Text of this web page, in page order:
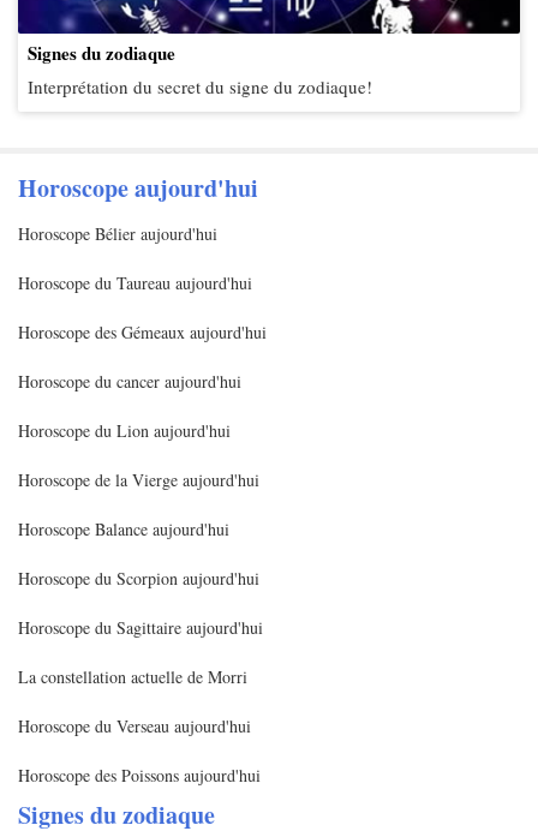
Signes du zodiaque
Interprétation du secret du signe du zodiaque!
Horoscope aujourd'hui
Horoscope Bélier aujourd'hui
Horoscope du Taureau aujourd'hui
Horoscope des Gémeaux aujourd'hui
Horoscope du cancer aujourd'hui
Horoscope du Lion aujourd'hui
Horoscope de la Vierge aujourd'hui
Horoscope Balance aujourd'hui
Horoscope du Scorpion aujourd'hui
Horoscope du Sagittaire aujourd'hui
La constellation actuelle de Morri
Horoscope du Verseau aujourd'hui
Horoscope des Poissons aujourd'hui
Signes du zodiaque